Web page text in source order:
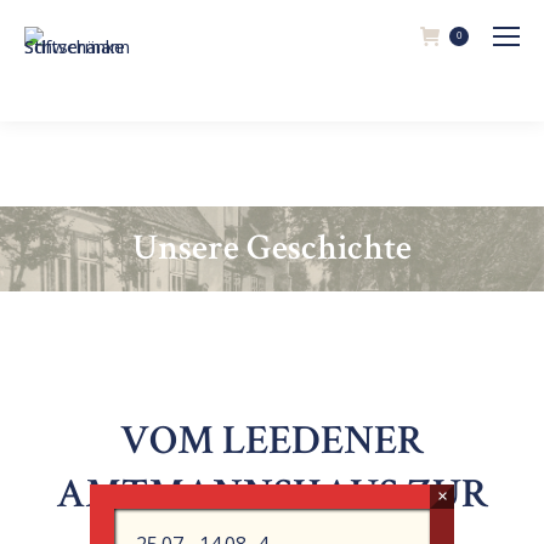
0
Unsere Geschichte
VOM LEEDENER
AMTMANNSHAUS ZUR